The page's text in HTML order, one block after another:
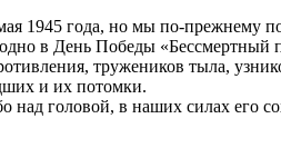
1945 года, но мы по-прежнему
в День Победы «Бессмертный
тружеников тыла,
и их потомки.
над головой, в наших силах его